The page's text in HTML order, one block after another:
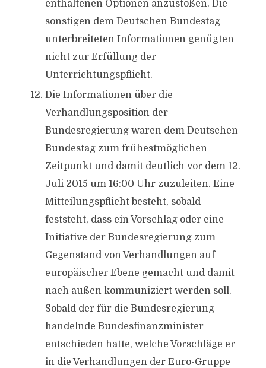
enthaltenen Optionen anzustoßen. Die
sonstigen dem Deutschen Bundestag
unterbreiteten Informationen genügten
nicht zur Erfüllung der
Unterrichtungspflicht.
Die Informationen über die
Verhandlungsposition der
Bundesregierung waren dem Deutschen
Bundestag zum frühestmöglichen
Zeitpunkt und damit deutlich vor dem 12.
Juli 2015 um 16:00 Uhr zuzuleiten. Eine
Mitteilungspflicht besteht, sobald
feststeht, dass ein Vorschlag oder eine
Initiative der Bundesregierung zum
Gegenstand von Verhandlungen auf
europäischer Ebene gemacht und damit
nach außen kommuniziert werden soll.
Sobald der für die Bundesregierung
handelnde Bundesfinanzminister
entschieden hatte, welche Vorschläge er
in die Verhandlungen der Euro-Gruppe